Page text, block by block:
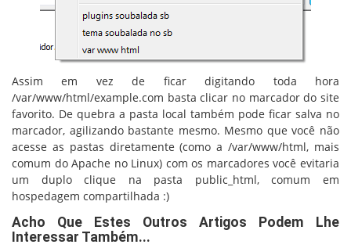
Assim em vez de ficar digitando toda hora
/var/www/html/example.com basta clicar no marcador do site
favorito. De quebra a pasta local também pode ficar salva no
marcador, agilizando bastante mesmo. Mesmo que você não
acesse as pastas diretamente (como a /var/www/html, mais
comum do Apache no Linux) com os marcadores você evitaria
um duplo clique na pasta public_html, comum em
hospedagem compartilhada :)
Acho Que Estes Outros Artigos Podem Lhe
Interessar Também...